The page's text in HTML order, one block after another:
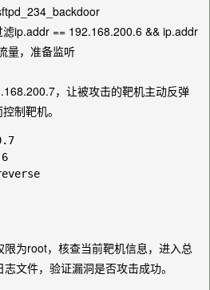
滤ip.addr == 192.168.200.6 && ip.addr
量，准备监听
，让被攻击的靶机主动反弹
制靶机。
为root，核查当前靶机信息，进入总
文件，验证漏洞是否攻击成功。